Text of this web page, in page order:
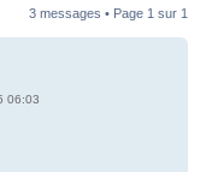
3 messages • Page 1 sur 1
06:03